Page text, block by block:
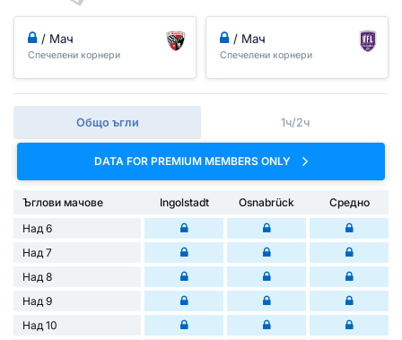
/ Мач
Спечелени корнери
/ Мач
Спечелени корнери
Общо ъгли 1ч/2ч
DATA FOR PREMIUM MEMBERS ONLY
Ъглови мачове Ingolstadt Osnabrück
Средно
Над 6
Над 7
Над 8
Над 9
Над 10